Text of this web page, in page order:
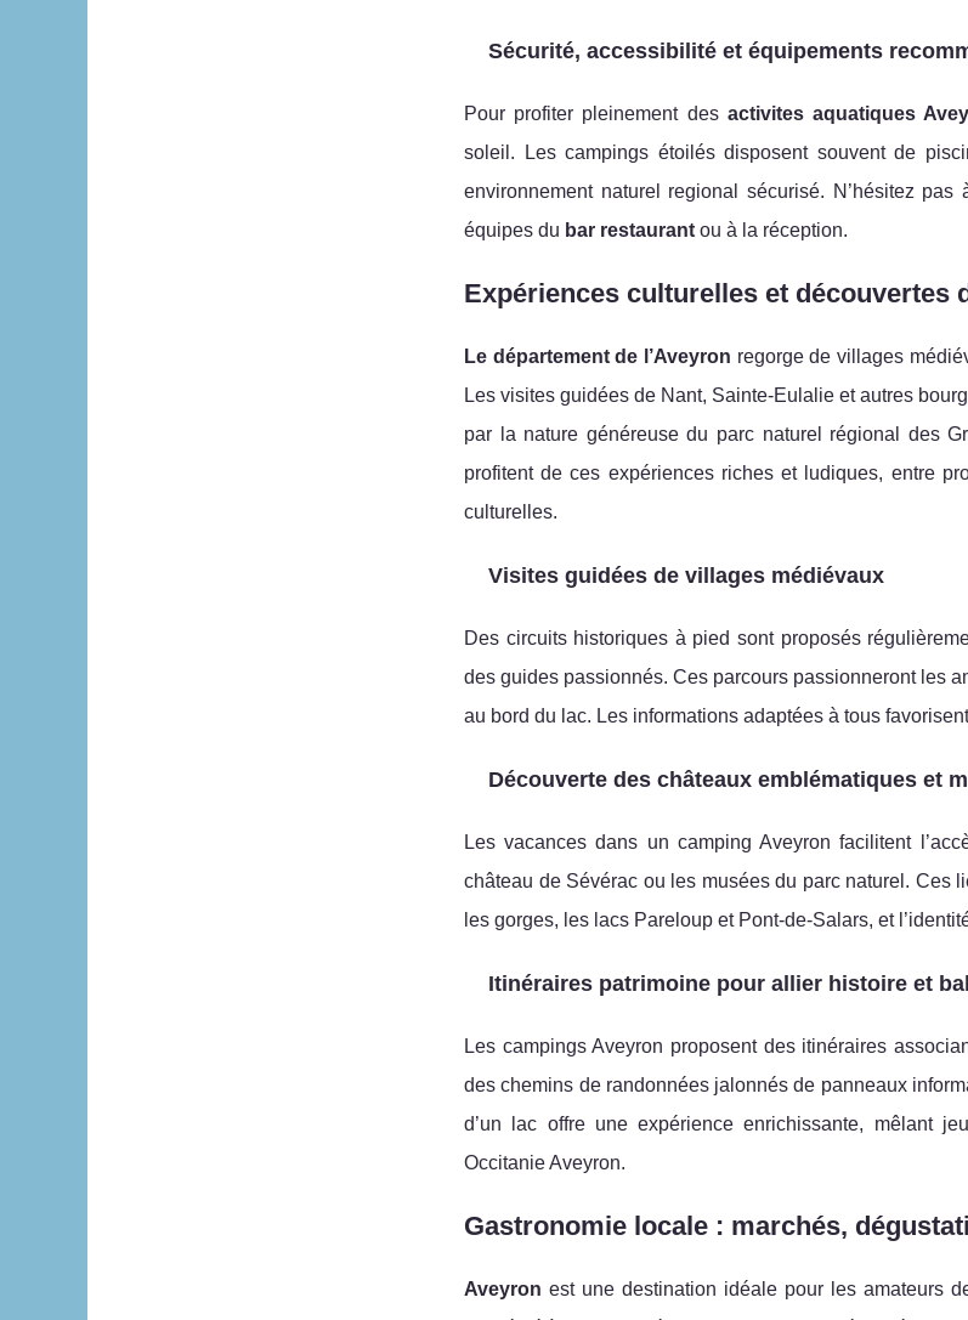
Sécurité, accessibilité et équipements
Pour profiter pleinement des activites aquatiques
soleil. Les campings étoilés disposent souvent de
environnement naturel regional sécurisé. N’hésitez
équipes du bar restaurant ou à la réception.
Expériences culturelles et découvertes
Le département de l’Aveyron regorge de villages
Les visites guidées de Nant, Sainte-Eulalie et autres
par la nature généreuse du parc naturel régional des
profitent de ces expériences riches et ludiques, entre
culturelles.
Visites guidées de villages médiévaux
Des circuits historiques à pied sont proposés
des guides passionnés. Ces parcours passionneront les
au bord du lac. Les informations adaptées à tous
Découverte des châteaux emblématiques et
Les vacances dans un camping Aveyron facilitent
château de Sévérac ou les musées du parc naturel. Ces
les gorges, les lacs Pareloup et Pont-de-Salars, et
Itinéraires patrimoine pour allier histoire et
Les campings Aveyron proposent des itinéraires
des chemins de randonnées jalonnés de panneaux
d’un lac offre une expérience enrichissante, mêlant
Occitanie Aveyron.
Gastronomie locale : marchés,
Aveyron est une destination idéale pour les amateurs